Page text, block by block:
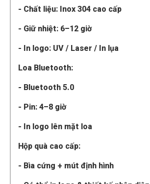
- Chất liệu: Inox 304 cao cấp
- Giữ nhiệt: 6–12 giờ
- In logo: UV / Laser / In lụa
Loa Bluetooth:
- Bluetooth 5.0
- Pin: 4–8 giờ
- In logo lên mặt loa
Hộp quà cao cấp:
- Bìa cứng + mút định hình